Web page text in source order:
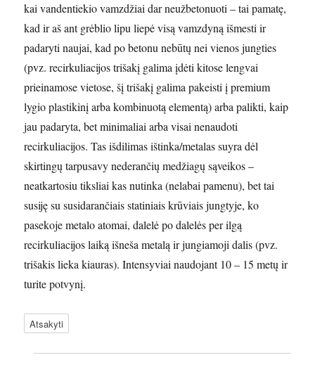
kai vandentiekio vamzdžiai dar neužbetonuoti – tai pamatę,
kad ir aš ant grėblio lipu liepė visą vamzdyną išmesti ir
padaryti naujai, kad po betonu nebūtų nei vienos jungties
(pvz. recirkuliacijos trišakį galima įdėti kitose lengvai
prieinamose vietose, šį trišakį galima pakeisti į premium
lygio plastikinį arba kombinuotą elementą) arba palikti, kaip
jau padaryta, bet minimaliai arba visai nenaudoti
recirkuliacijos. Tas išdilimas ištinka/metalas suyra dėl
skirtingų tarpusavy nederančių medžiagų sąveikos –
neatkartosiu tiksliai kas nutinka (nelabai pamenu), bet tai
susiję su susidarančiais statiniais krūviais jungtyje, ko
pasekoje metalo atomai, dalelė po dalelės per ilgą
recirkuliacijos laiką išneša metalą ir jungiamoji dalis (pvz.
trišakis lieka kiauras). Intensyviai naudojant 10 – 15 metų ir
turite potvynį.
Atsakyti